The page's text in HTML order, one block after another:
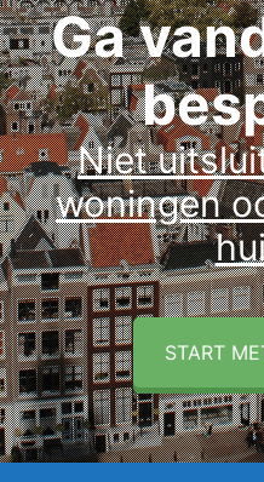
Ga
Niet
woningen
START